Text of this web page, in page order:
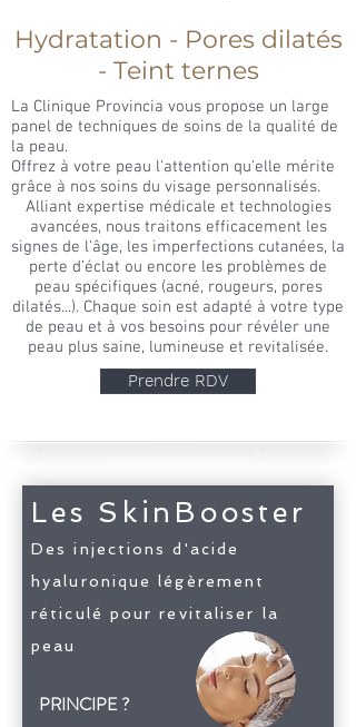
Hydratation - Pores dilatés
- Teint ternes
La Clinique Provincia vous propose un large
panel de techniques de soins de la qualité de
la peau.
Offrez à votre peau l'attention qu'elle mérite
grâce à nos soins du visage personnalisés.
Alliant expertise médicale et technologies
avancées, nous traitons efficacement les
signes de l'âge, les imperfections cutanées, la
perte d’éclat ou encore les problèmes de
peau spécifiques (acné, rougeurs, pores
dilatés...). Chaque soin est adapté à votre type
de peau et à vos besoins pour révéler une
peau plus saine, lumineuse et revitalisée.
Prendre RDV
PRINCIPE ?
Les SkinBooste r
Des injections d'acide
hyaluronique légèrement
réticulé pour revitaliser la
peau